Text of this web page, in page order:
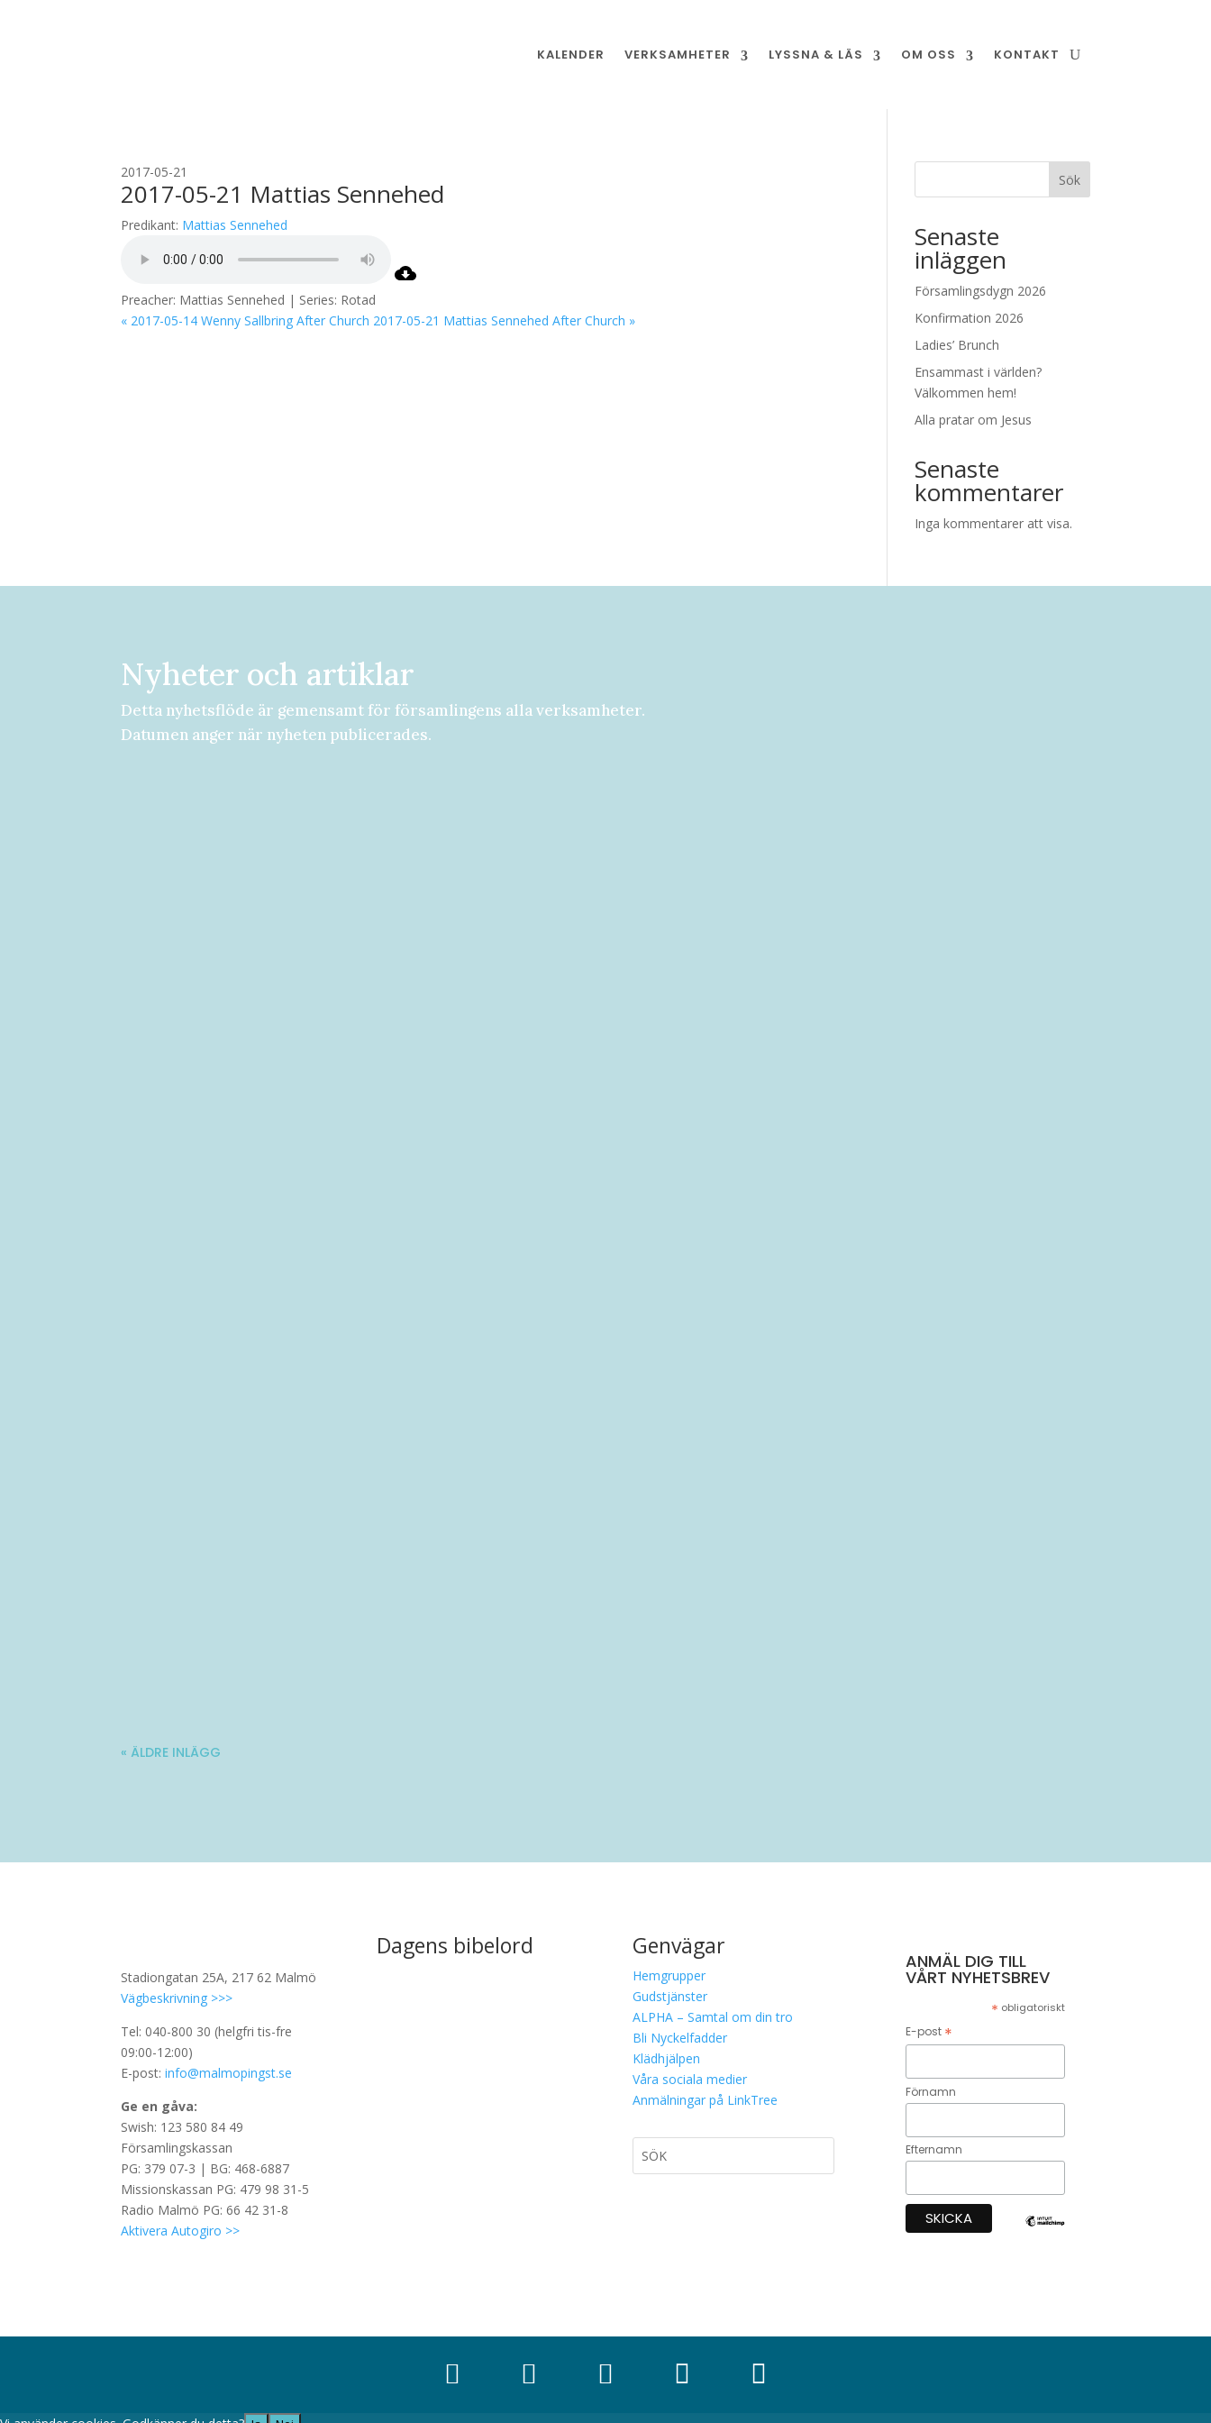
KALENDER VERKSAMHETER LYSSNA & LÄS OM OSS KONTAKT
2017-05-21
2017-05-21 Mattias Sennehed
Predikant: Mattias Sennehed
Preacher: Mattias Sennehed | Series: Rotad
« 2017-05-14 Wenny Sallbring After Church 2017-05-21 Mattias Sennehed After Church »
Sök
Senaste
inläggen
Församlingsdygn 2026
Konfirmation 2026
Ladies’ Brunch
Ensammast i världen?
Välkommen hem!
Alla pratar om Jesus
Senaste
kommentarer
Inga kommentarer att visa.
Nyheter och artiklar
Detta nyhetsflöde är gemensamt för församlingens alla verksamheter.
Datumen anger när nyheten publicerades.
« ÄLDRE INLÄGG
Stadiongatan 25A, 217 62 Malmö
Vägbeskrivning >>>
Tel: 040-800 30 (helgfri tis-fre
09:00-12:00)
E-post:info@malmopingst.se
Ge en gåva:
Swish: 123 580 84 49
Församlingskassan
PG: 379 07-3 | BG: 468-6887
Missionskassan PG: 479 98 31-5
Radio Malmö PG: 66 42 31-8
Aktivera Autogiro >>
Dagens bibelord Genvägar
Hemgrupper
Gudstjänster
ALPHA – Samtal om din tro
Bli Nyckelfadder
Klädhjälpen
Våra sociala medier
Anmälningar på LinkTree
ANMÄL DIG TILL
VÅRT NYHETSBREV
* obligatoriskt
E-post *
Förnamn
Efternamn
    